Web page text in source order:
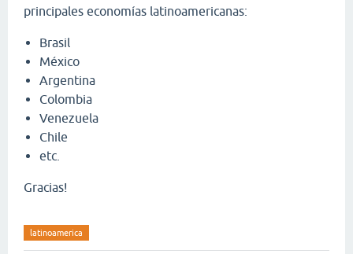
principales economías latinoamericanas:
Brasil
México
Argentina
Colombia
Venezuela
Chile
etc.
Gracias!
latinoamerica